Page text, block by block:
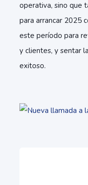
operativa, sino que
para arrancar 2025
este período para
y clientes, y sentar
exitoso.